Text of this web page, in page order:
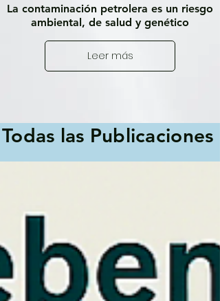
La contaminación petrolera es un riesgo
ambiental, de salud y genético
Leer más
Todas las Publicaciones